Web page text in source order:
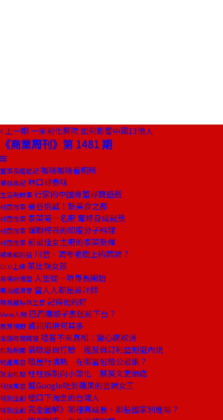
上一期 一家彰化醫院 如何影響中國13億人
《商業周刊》第 1481 期
董事長嬉遊記 咖哇咖哇看廁所
饕姊食記 林口尋秦味
生活新鮮事 行家的中國骨董尋寶遊戲
封面故事 曼谷挑戰！新美食之都
封面故事 泰菜第一名廚 奪終身成就獎
封面故事 蟬聯榜首的印度分子料理
封面故事 前最佳女主廚的泰菜新繹
總編輯的話 川普，凋零老樹上的蕨類？
CEO上線 萊比錫女孩
商場自慢塾 人生從一項專長開始
風尚經濟學 當人人都是設計師
瑪格麗特談生意 記得他的好
View人物 巴西鐵娘子奧運前下台？
教育視野 資訊陷阱何其多
金融時報精選 陸客不來真相：變心瘋歐洲
焦點新聞 翁啟惠自打臉 違反自訂利益迴避內規
地產風雲 租屋行情熱 在哪當包租公最賺？
政治焦點 柱柱姊朝向小眾化 蔡英文更頭痛
科技風雲 幫Google吃到蘋果的雲端女王
特別企劃 槍口下淘金的台灣人
特別企劃 完全圖解》哪裡高成長、那些國家別進場？